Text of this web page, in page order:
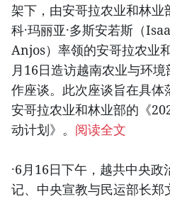
架下，由安哥拉农业和林业
科·玛丽亚·多斯安若斯（
Anjos）率领的安哥拉农业
月16日造访越南农业与环
作座谈。此次座谈旨在具
安哥拉农业和林业部的《
动计划》。 阅读全文
·6月16日下午，越共中央
记、中央宣教与民运部长